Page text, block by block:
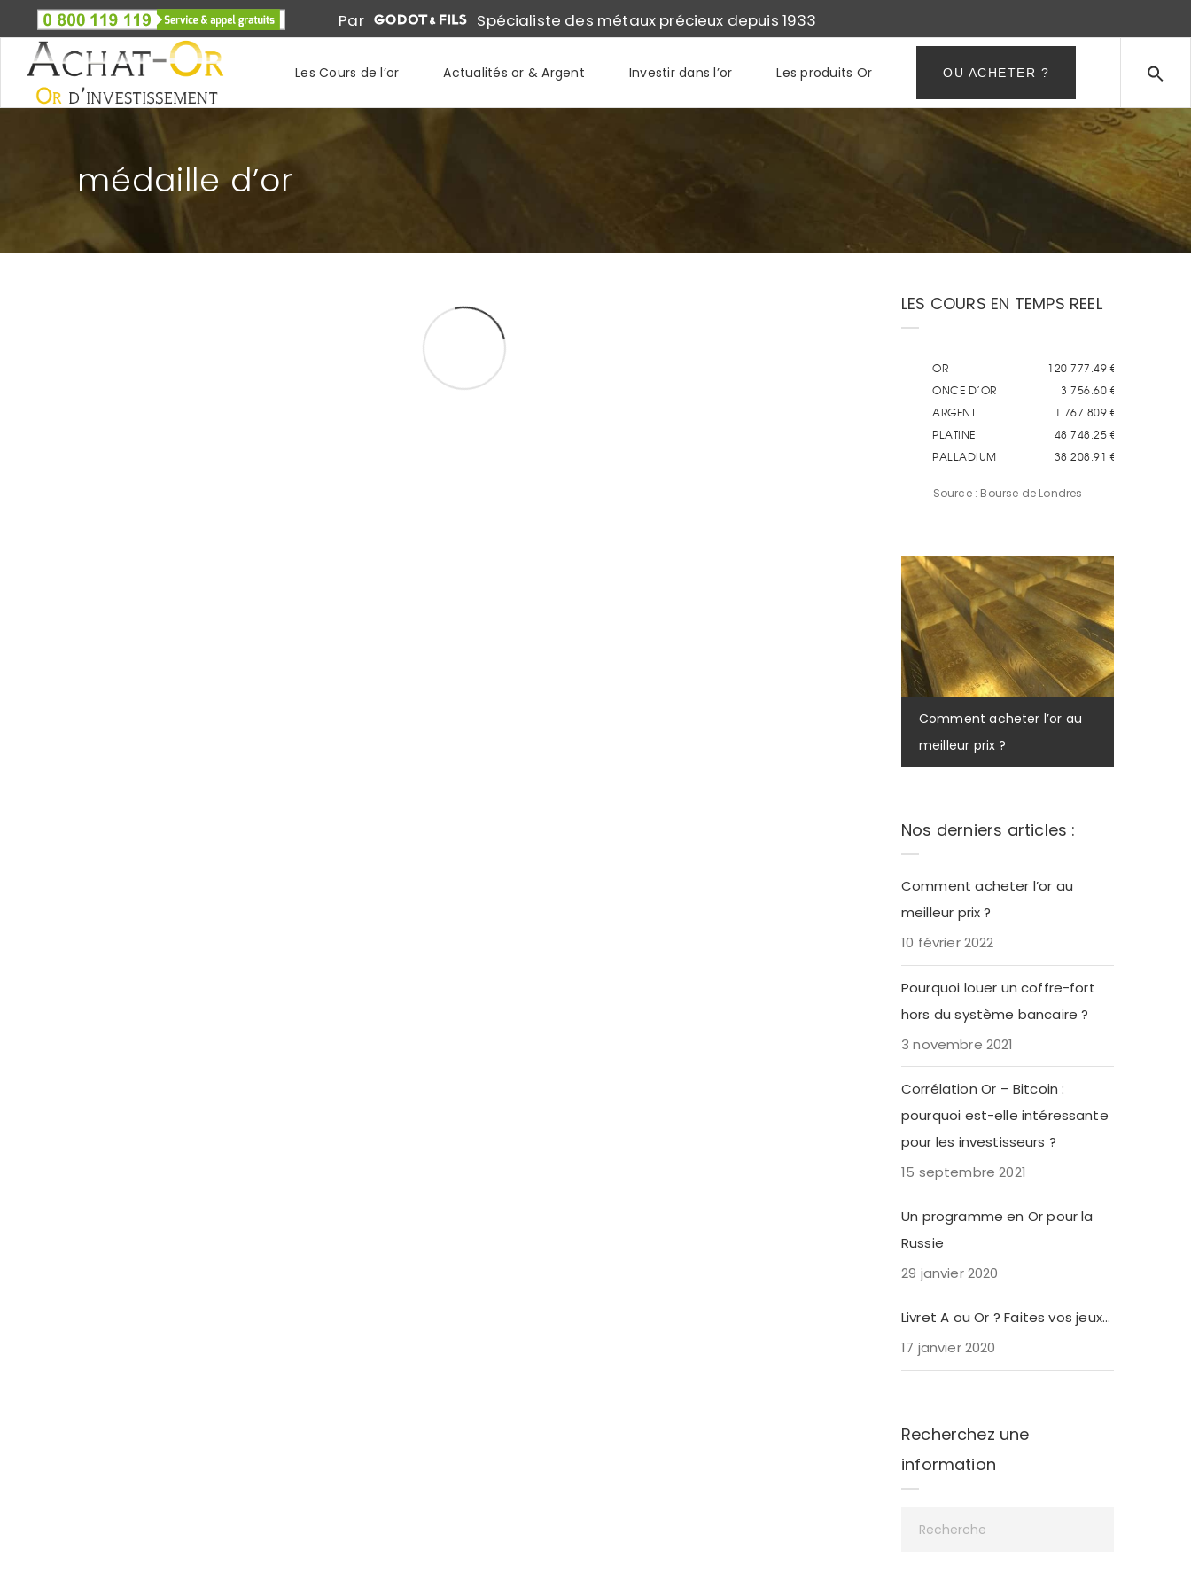
Par Spécialiste des métaux précieux depuis 1933
Les Cours de l’or Actualités or & Argent Investir dans l’or Les produits Or OU ACHETER ?
médaille d’or
LES COURS EN TEMPS REEL
Source : Bourse de Londres
Comment acheter l’or au
meilleur prix ?
Nos derniers articles :
Comment acheter l’or au
meilleur prix ?
10 février 2022
Pourquoi louer un coffre-fort
hors du système bancaire ?
3 novembre 2021
Corrélation Or – Bitcoin :
pourquoi est-elle intéressante
pour les investisseurs ?
15 septembre 2021
Un programme en Or pour la
Russie
29 janvier 2020
Livret A ou Or ? Faites vos jeux…
17 janvier 2020
Recherchez une
information